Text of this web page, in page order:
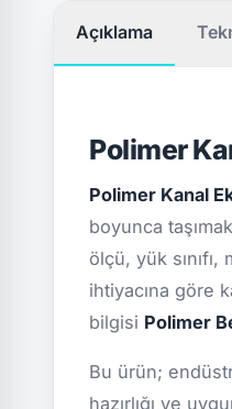
Açıklama
Polimer
Polimer Kanal
boyunca
ölçü, yük
ihtiyacına göre
bilgisi Polimer
Bu ürün;
hazırlığı ve